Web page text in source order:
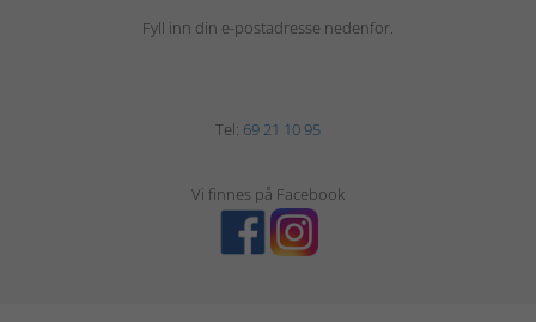
Fyll inn din e-postadresse nedenfor.
Tel: 69 21 10 95
Vi finnes på Facebook